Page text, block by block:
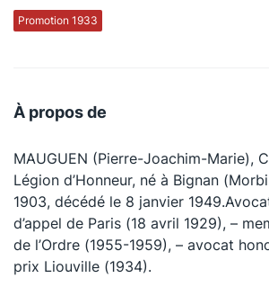
Promotion 1933
À propos de
MAUGUEN (Pierre-Joachim-Marie),
Légion d’Honneur, né à Bignan
1903, décédé le 8 janvier
d’appel de Paris (18 avril 1929), –
de l’Ordre (1955-1959), – avocat
prix Liouville (1934).
La défense pénale
Le Concours de la Conférence
La Conférence Berryer
La Petite Conférence